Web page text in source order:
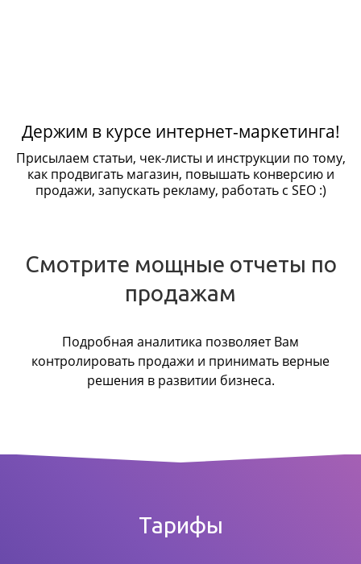
Держим в курсе интернет-маркетинга!
Присылаем статьи, чек-листы и инструкции по тому,
как продвигать магазин, повышать конверсию и
продажи, запускать рекламу, работать с SEO :)
Смотрите мощные отчеты по
продажам
Подробная аналитика позволяет Вам
контролировать продажи и принимать верные
решения в развитии бизнеса.
Тарифы